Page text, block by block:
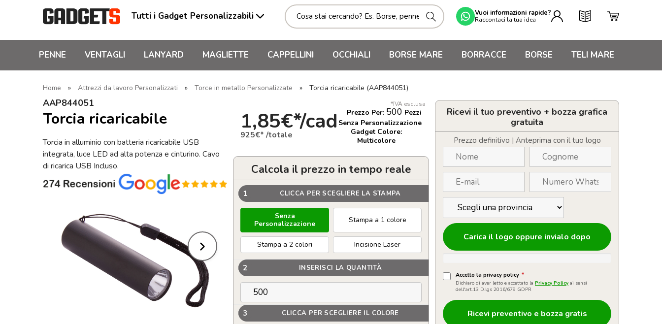
Tutti i Gadget Personalizzabili Vuoi informazioni rapide?
Raccontaci la tua idea
PENNE VENTAGLI LANYARD MAGLIETTE CAPPELLINI OCCHIALI BORSE MARE BORRACCE BORSE TELI MARE
Home » Attrezzi da lavoro Personalizzati » Torce in metallo Personalizzate » Torcia ricaricabile (AAP844051)
AAP844051
Torcia ricaricabile
Torcia in alluminio con batteria ricaricabile USB
integrata, luce LED ad alta potenza e cinturino. Cavo
di ricarica USB Incluso.
*IVA esclusa
1,85€*/cad
925€* /totale
Prezzo Per: 500 Pezzi
Senza Personalizzazione
Gadget Colore:
Multicolore
Calcola il prezzo in tempo reale
1 CLICCA PER SCEGLIERE LA STAMPA
Senza
Personalizzazione
Stampa a 1 colore
Stampa a 2 colori Incisione Laser
2 INSERISCI LA QUANTITÀ
3 CLICCA PER SCEGLIERE IL COLORE
Ricevi il tuo preventivo + bozza grafica
gratuita
Prezzo definitivo | Anteprima con il tuo logo
Carica il logo oppure invialo dopo
Accetto la privacy policy *
Dichiaro di aver letto e accettato la Privacy Policy ai sensi
dell'art.13 D.lgs 2016/679 GDPR